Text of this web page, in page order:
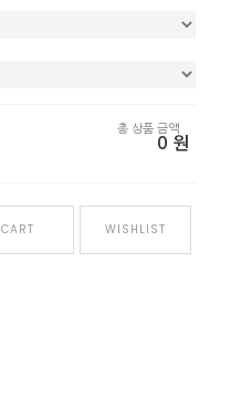
총 상품 금액
0 원
CART WISHLIST